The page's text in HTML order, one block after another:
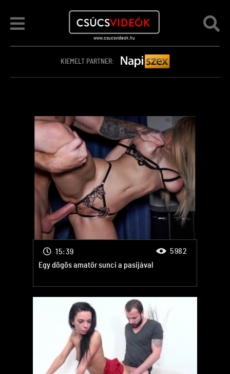
KIEMELT PARTNER:
Egy dögös amatőr sunci a pasijával
15:39 5982